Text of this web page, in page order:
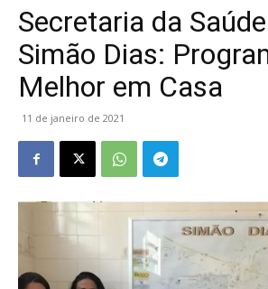
Secretaria da
Simão Dias:
Melhor em Casa
11 de janeiro de 2021